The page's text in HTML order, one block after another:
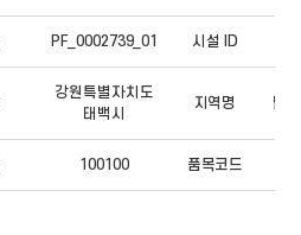
PF_0002739_01 시설 ID
강원특별자치도
태백시
지역명 법
100100 품목코드